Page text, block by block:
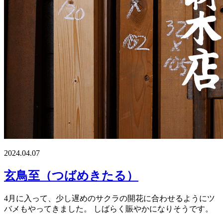
2024.04.07
玄鳥至（つばめきたる）
4月に入って、少し遅めのサクラの開花に合わせるようにツ
バメもやってきました。 しばらく賑やかになりそうです。